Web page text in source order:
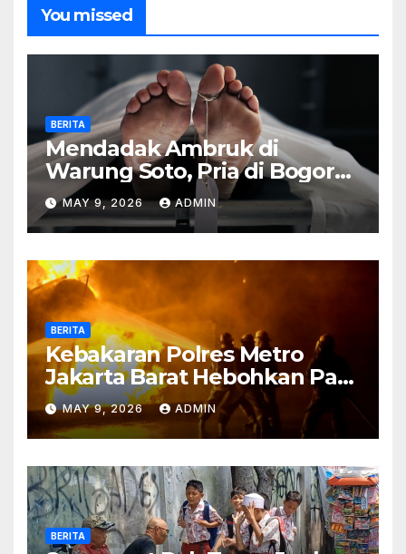
You missed
BERITA
Mendadak Ambruk di
Warung Soto, Pria di Bogor
Meninggal Sebelum Makan
MAY 9, 2026 ADMIN
BERITA
Kebakaran Polres Metro
Jakarta Barat Hebohkan Pagi
Hari, Ini Fakta Terbarunya
MAY 9, 2026 ADMIN
BERITA